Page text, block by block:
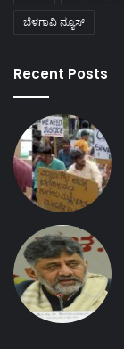
ಬೆಳಗಾವಿ ನ್ಯೂಸ್
Recent Posts